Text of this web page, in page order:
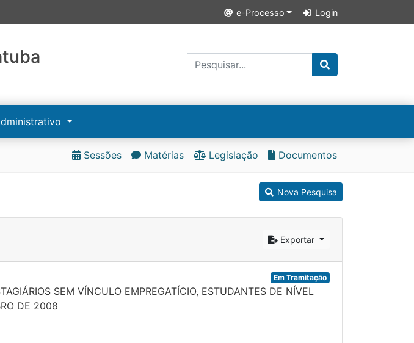
e-Processo Login
Sessões Matérias Legislação Documentos
Nova Pesquisa
Exportar
Em Tramitação
SEM VÍNCULO EMPREGATÍCIO, ESTUDANTES DE NÍVEL
DE 2008